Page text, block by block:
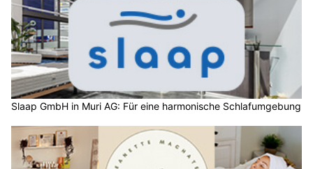
Slaap GmbH in Muri AG: Für eine harmonische Schlafumgebung